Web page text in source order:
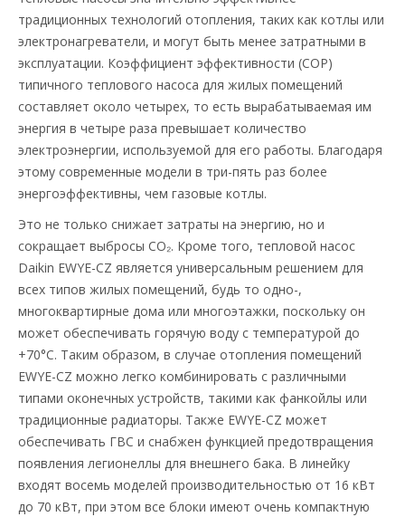
традиционных технологий отопления, таких как котлы или
электронагреватели, и могут быть менее затратными в
эксплуатации. Коэффициент эффективности (COP)
типичного теплового насоса для жилых помещений
составляет около четырех, то есть вырабатываемая им
энергия в четыре раза превышает количество
электроэнергии, используемой для его работы. Благодаря
этому современные модели в три-пять раз более
энергоэффективны, чем газовые котлы.
Это не только снижает затраты на энергию, но и
сокращает выбросы CO₂. Кроме того, тепловой насос
Daikin EWYE-CZ является универсальным решением для
всех типов жилых помещений, будь то одно-,
многоквартирные дома или многоэтажки, поскольку он
может обеспечивать горячую воду с температурой до
+70°C. Таким образом, в случае отопления помещений
EWYE-CZ можно легко комбинировать с различными
типами оконечных устройств, такими как фанкойлы или
традиционные радиаторы. Также EWYE-CZ может
обеспечивать ГВС и снабжен функцией предотвращения
появления легионеллы для внешнего бака. В линейку
входят восемь моделей производительностью от 16 кВт
до 70 кВт, при этом все блоки имеют очень компактную